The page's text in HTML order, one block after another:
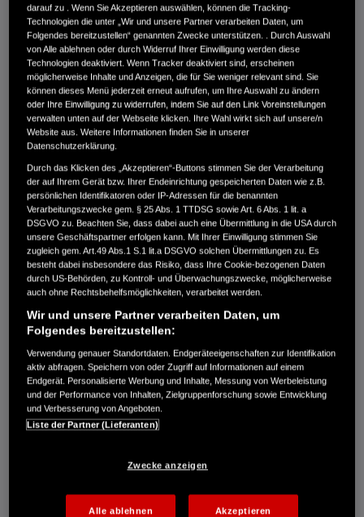
MWST. NICHT AUSWEISBAR
3.900 €
Außenfarbe
crystal black pearl
Kilometerstand
166.000 km
Kraftstoffart
Super
Getriebe
Automatik
Türen
5
Leistung
61 kW / 83 PS
Hubraum
1.339 cm³
Erstzulassung
10.2007
Bauart
Limousine
AUTO HARKE GMBH
Randersweide 59-63
21035 Hamburg
+49 40 735 935 0
DETAILS
darauf zu . Wenn Sie Akzeptieren auswählen, können die Tracking-
Technologien die unter „Wir und unsere Partner verarbeiten Daten, um
Folgendes bereitzustellen“ genannten Zwecke unterstützen. . Durch Auswahl
von Alle ablehnen oder durch Widerruf Ihrer Einwilligung werden diese
Technologien deaktiviert. Wenn Tracker deaktiviert sind, erscheinen
möglicherweise Inhalte und Anzeigen, die für Sie weniger relevant sind. Sie
können dieses Menü jederzeit erneut aufrufen, um Ihre Auswahl zu ändern
oder Ihre Einwilligung zu widerrufen, indem Sie auf den Link Voreinstellungen
verwalten unten auf der Webseite klicken. Ihre Wahl wirkt sich auf unsere/n
Website aus. Weitere Informationen finden Sie in unserer
Datenschutzerklärung.
Durch das Klicken des „Akzeptieren“-Buttons stimmen Sie der Verarbeitung
der auf Ihrem Gerät bzw. Ihrer Endeinrichtung gespeicherten Daten wie z.B.
persönlichen Identifikatoren oder IP-Adressen für die benannten
Verarbeitungszwecke gem. § 25 Abs. 1 TTDSG sowie Art. 6 Abs. 1 lit. a
DSGVO zu. Beachten Sie, dass dabei auch eine Übermittlung in die USA durch
unsere Geschäftspartner erfolgen kann. Mit Ihrer Einwilligung stimmen Sie
zugleich gem. Art.49 Abs.1 S.1 lit.a DSGVO solchen Übermittlungen zu. Es
besteht dabei insbesondere das Risiko, dass Ihre Cookie-bezogenen Daten
durch US-Behörden, zu Kontroll- und Überwachungszwecke, möglicherweise
auch ohne Rechtsbehelfsmöglichkeiten, verarbeitet werden.
Wir und unsere Partner verarbeiten Daten, um
Folgendes bereitzustellen:
Verwendung genauer Standortdaten. Endgeräteeigenschaften zur Identifikation
aktiv abfragen. Speichern von oder Zugriff auf Informationen auf einem
Endgerät. Personalisierte Werbung und Inhalte, Messung von Werbeleistung
und der Performance von Inhalten, Zielgruppenforschung sowie Entwicklung
und Verbesserung von Angeboten.
Liste der Partner (Lieferanten)
Zwecke anzeigen
Alle ablehnen Akzeptieren